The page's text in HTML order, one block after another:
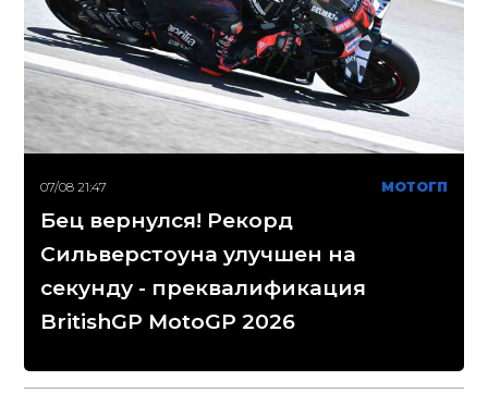
07/08 21:47 МОТОГП
Бец вернулся! Рекорд
Сильверстоуна улучшен на
секунду - преквалификация
BritishGP MotoGP 2026